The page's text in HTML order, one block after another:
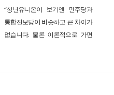
“청년유니온이 보기엔 민주당과
통합진보당이 비슷하고 큰 차이가
없습니다. 물론 이론적으로 가면